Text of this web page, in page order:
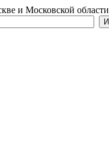
и Московской области